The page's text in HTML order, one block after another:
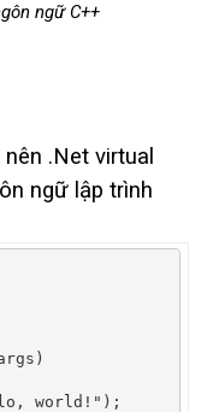
ngữ C++
.Net virtual
ngữ lập trình
)
world!" );